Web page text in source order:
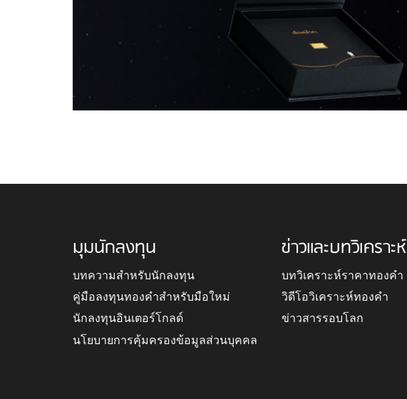
มุมนักลงทุน
บทความสำหรับนักลงทุน
คู่มือลงทุนทองคำสำหรับมือใหม่
นักลงทุนอินเตอร์โกลด์
นโยบายการคุ้มครองข้อมูลส่วนบุคคล
ข่าวและบทวิเคราะห์
บทวิเคราะห์ราคาทองคำ
วิดีโอวิเคราะห์ทองคำ
ข่าวสารรอบโลก